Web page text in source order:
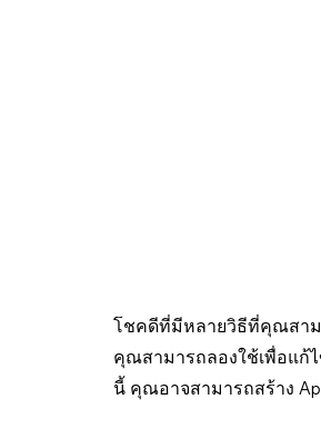
โชคดีที่มีหลายวิธีที่คุณสาม
คุณสามารถลองใช้เพื่อแก้
นี้ คุณอาจสามารถสร้าง